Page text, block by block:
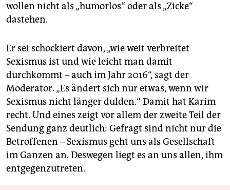
wollen nicht als „humorlos“ oder als „Zicke“
dastehen.
Er sei schockiert davon, „wie weit verbreitet
Sexismus ist und wie leicht man damit
durchkommt – auch im Jahr 2016“, sagt der
Moderator. „Es ändert sich nur etwas, wenn wir
Sexismus nicht länger dulden.“ Damit hat Karim
recht. Und eines zeigt vor allem der zweite Teil der
Sendung ganz deutlich: Gefragt sind nicht nur die
Betroffenen – Sexismus geht uns als Gesellschaft
im Ganzen an. Deswegen liegt es an uns allen, ihm
entgegenzutreten.